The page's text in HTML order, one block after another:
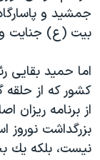
جمشید و
بیت (ع) جنایت
اما حمید بقایی
کشور که از حلقه
از برنامه
بزرگداشت
نیست، بلكه یك